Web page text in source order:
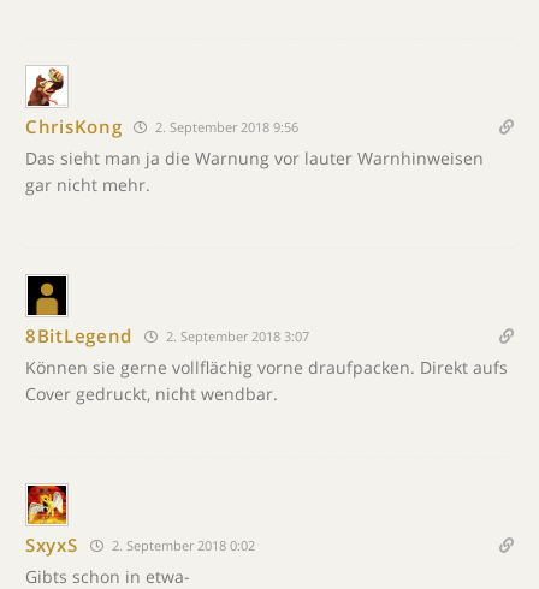
ChrisKong 2. September 2018 9:56
Das sieht man ja die Warnung vor lauter Warnhinweisen
gar nicht mehr.
8BitLegend 2. September 2018 3:07
Können sie gerne vollflächig vorne draufpacken. Direkt aufs
Cover gedruckt, nicht wendbar.
SxyxS 2. September 2018 0:02
Gibts schon in etwa-